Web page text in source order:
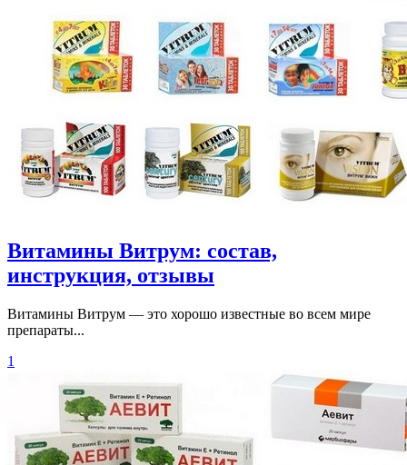
Витамины Витрум: состав,
инструкция, отзывы
Витамины Витрум — это хорошо известные во всем мире
препараты...
1